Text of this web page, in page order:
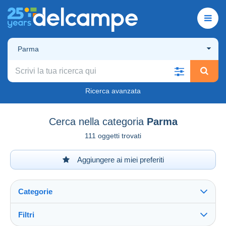
Parma
Ricerca avanzata
Cerca nella categoria Parma
111 oggetti trovati
Aggiungere ai miei preferiti
Categorie
Filtri